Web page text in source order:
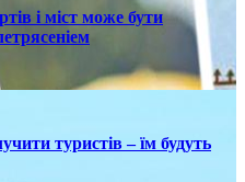
і міст може бути
туристів – їм будуть